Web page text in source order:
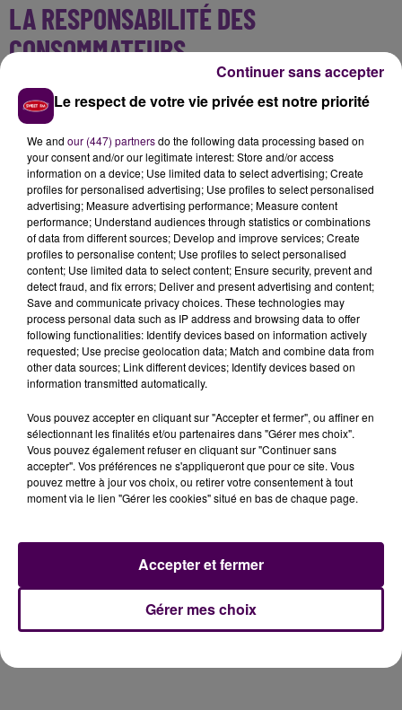
LA RESPONSABILITÉ DES
CONSOMMATEURS
Outre le sommet de l'Etat, le Conseil départemental
de la Sarthe entend aussi attirer l'attention des
simples clients que nous sommes toutes et tous au
quotidien :"Soutenir nos agriculteurs, c’est également
consommer localet rendre accessibles les produits
de qualité à toutes et tous. C’est le sens du travail
qui est mené depuis 2015 par le département pour
promouvoir les circuits courts etde qualité dans la
restauration collective. Maisau-delà,il est essentiel
que chacun de nos concitoyens prenne conscience
de l’importance de ses choix de consommation
filière agricole, ne l’oublions pas, représente le plus
grand plan social des cinquante dernières années,
un plan social qui s’est déroulé en silence".
... A LIRE AUSSI :
Nouvelle action initiée hier soir par la FDSEA et les
JA du département#AgriculteursEnColere #Sarthe
#JA72
— Sweet FM (@SweetFmRadio)
Le respect de votre vie privée est notre priorité
We and our (447) partnersdo the following data processing based on
your consent and/or our legitimate interest: Store and/or access
information on a device; Use limited data to select advertising; Create
profiles for personalised advertising; Use profiles to select personalised
advertising; Measure advertising performance; Measure content
performance; Understand audiences through statistics or combinations
of data from different sources; Develop and improve services; Create
profiles to personalise content; Use profiles to select personalised
content; Use limited data to select content; Ensure security, prevent and
detect fraud, and fix errors; Deliver and present advertising and content;
Save and communicate privacy choices. These technologies may
process personal data such as IP address and browsing data to offer
following functionalities: Identify devices based on information actively
requested; Use precise geolocation data; Match and combine data from
other data sources; Link different devices; Identify devices based on
information transmitted automatically.
Vous pouvez accepter en cliquant sur "Accepter et fermer", ou affiner en
sélectionnant les finalités et/ou partenaires dans "Gérer mes choix".
Vous pouvez également refuser en cliquant sur "Continuer sans
accepter". Vos préférences ne s'appliqueront que pour ce site. Vous
pouvez mettre à jour vos choix, ou retirer votre consentement à tout
moment via le lien "Gérer les cookies" situé en bas de chaque page.
Gérer mes choix
Accepter et fermer
Continuer sans accepter